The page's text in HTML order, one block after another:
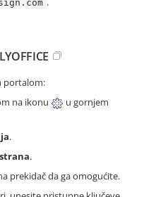
portalom:
na ikonu
u gornjem
.
.
prekidač da ga omogućite.